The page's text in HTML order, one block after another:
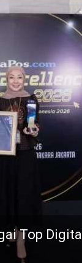
TLKM 30 :
Melalui